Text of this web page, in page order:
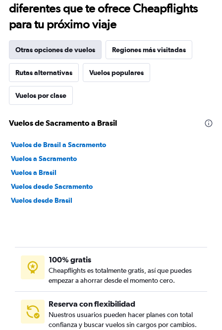
diferentes que te ofrece Cheapflights
para tu próximo viaje
Otras opciones de vuelos Regiones más visitadas
Rutas alternativas Vuelos populares
Vuelos por clase
Vuelos de Sacramento a Brasil
Vuelos de Brasil a Sacramento
Vuelos a Sacramento
Vuelos a Brasil
Vuelos desde Sacramento
Vuelos desde Brasil
100% gratis
Cheapflights es totalmente gratis, así que puedes
empezar a ahorrar desde el momento cero.
Reserva con flexibilidad
Nuestros usuarios pueden hacer planes con total
confianza y buscar vuelos sin cargos por cambios.